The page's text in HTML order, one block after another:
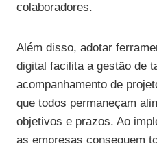
colaboradores.
Além disso, adotar
digital facilita a gestão de
acompanhamento de
que todos permaneçam
objetivos e prazos. Ao
as empresas conseguem